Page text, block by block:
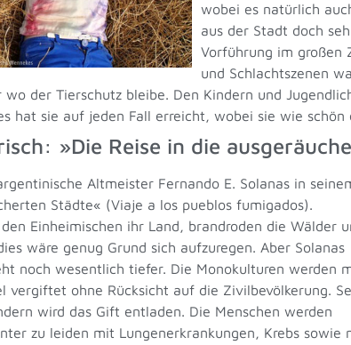
wobei es natürlich
aus der Stadt doch
Vorführung im großen
und Schlachtszenen
der Tierschutz bleibe. Den Kindern und
hat sie auf jeden Fall erreicht, wobei sie wie
»Die Reise in die
Altmeister Fernando E. Solanas in
Städte« (Viaje a los pueblos fumigados).
Einheimischen ihr Land, brandroden die Wälder
wäre genug Grund sich aufzuregen. Aber Solanas
noch wesentlich tiefer. Die Monokulturen werden
vergiftet ohne Rücksicht auf die Zivilbevölkerung.
wird das Gift entladen. Die Menschen werden
zu leiden mit Lungenerkrankungen, Krebs sowie